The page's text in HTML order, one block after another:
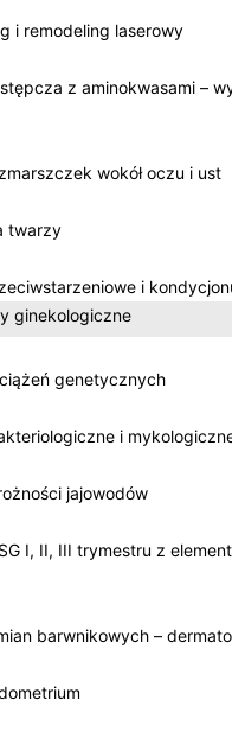
i remodeling laserowy
z aminokwasami –
wokół oczu i ust
twarzy
i
ginekologiczne
genetycznych
i
jajowodów
I, II, III trymestru z
barwnikowych –